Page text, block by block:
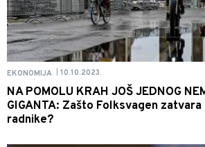
EKONOMIJA 10.10.2023.
NA POMOLU KRAH JOŠ JEDNOG
GIGANTA: Zašto Folksvagen
radnike?